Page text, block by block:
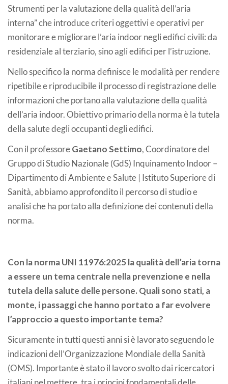
Strumenti per la valutazione della qualità dell’aria
interna” che introduce criteri oggettivi e operativi per
monitorare e migliorare l’aria indoor negli edifici civili: da
residenziale al terziario, sino agli edifici per l’istruzione.
Nello specifico la norma definisce le modalità per rendere
ripetibile e riproducibile il processo di registrazione delle
informazioni che portano alla valutazione della qualità
dell’aria indoor. Obiettivo primario della norma è la tutela
della salute degli occupanti degli edifici.
Con il professoreGaetano Settimo, Coordinatore del
Gruppo di Studio Nazionale (GdS) Inquinamento Indoor –
Dipartimento di Ambiente e Salute | Istituto Superiore di
Sanità, abbiamo approfondito il percorso di studio e
analisi che ha portato alla definizione dei contenuti della
norma.
Con la norma UNI 11976:2025 la qualità dell’aria torna
a essere un tema centrale nella prevenzione e nella
tutela della salute delle persone. Quali sono stati, a
monte, i passaggi che hanno portato a far evolvere
l’approccio a questo importante tema?
Sicuramente in tutti questi anni si è lavorato seguendo le
indicazioni dell’Organizzazione Mondiale della Sanità
(OMS). Importante è stato il lavoro svolto dai ricercatori